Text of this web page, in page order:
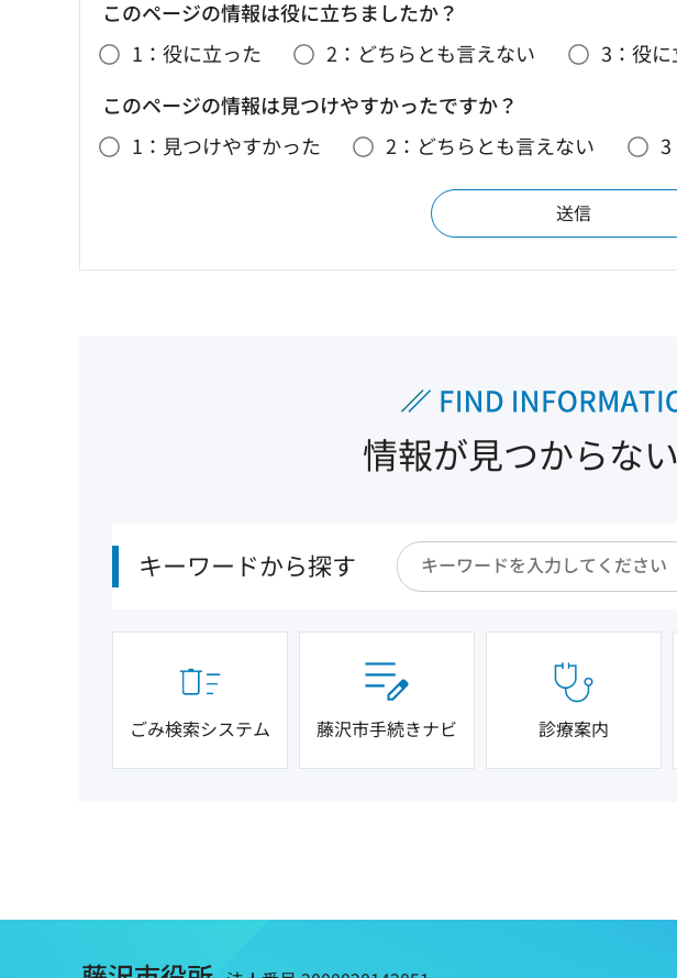
このページの情報は役に立ちましたか？
1：役に立った
2：どちらとも言えない
3：役
このページの情報は見つけやすかったですか？
1：見つけやすかった
2：どちらとも言えない 3
情報が見つからな
キーワードから探す
ごみ検索システム 藤沢市手続きナビ 診療案内